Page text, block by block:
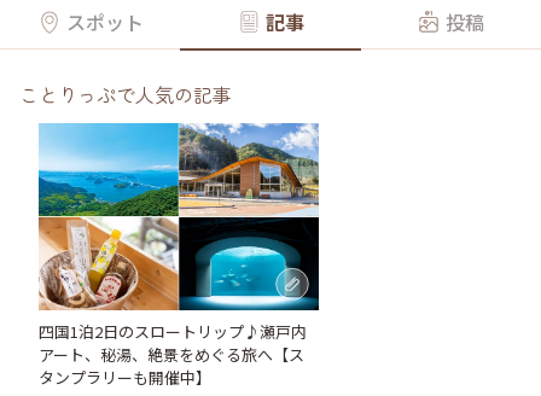
スポット 記事 投稿
ことりっぷで人気の記事
四国1泊2日のスロートリップ♪瀬戸内
アート、秘湯、絶景をめぐる旅へ【ス
タンプラリーも開催中】